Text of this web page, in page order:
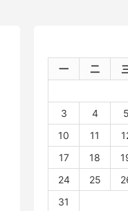
一
二
3
4 5
10
11
17
18
24
25
31